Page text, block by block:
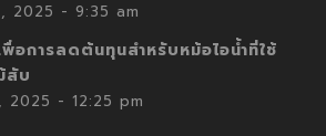
2025 - 9:35 am
พื่อการลดต้นทุนสำหรับหม้อไอน้ำที่ใช้
สับ
2025 - 12:25 pm